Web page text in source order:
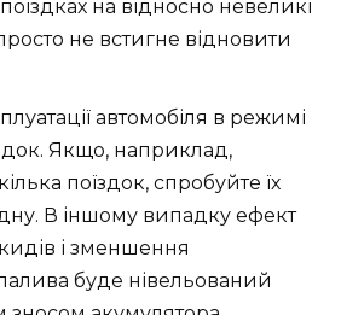
на відносно невеликі
не встигне відновити
автомобіля в режимі
Якщо, наприклад,
поїздок, спробуйте їх
В іншому випадку ефект
і зменшення
буде нівельований